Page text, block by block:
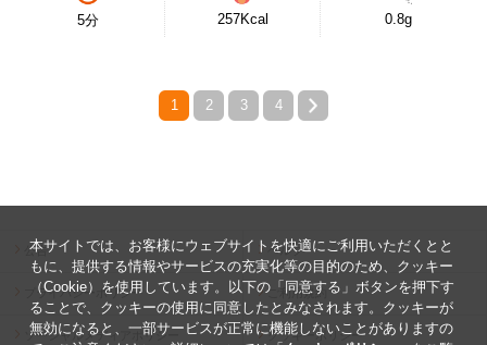
5分 257Kcal 0.8g
1 2 3 4
公告 ヘルプ
プライバシーポリシー ご利用規約
ソーシャルメディアポリシー クッキーポリシー
本サイトでは、お客様にウェブサイトを快適にご利用いただくとと
もに、提供する情報やサービスの充実化等の目的のため、クッキー
（Cookie）を使用しています。以下の「同意する」ボタンを押下す
ることで、クッキーの使用に同意したとみなされます。クッキーが
無効になると、一部サービスが正常に機能しないことがありますの